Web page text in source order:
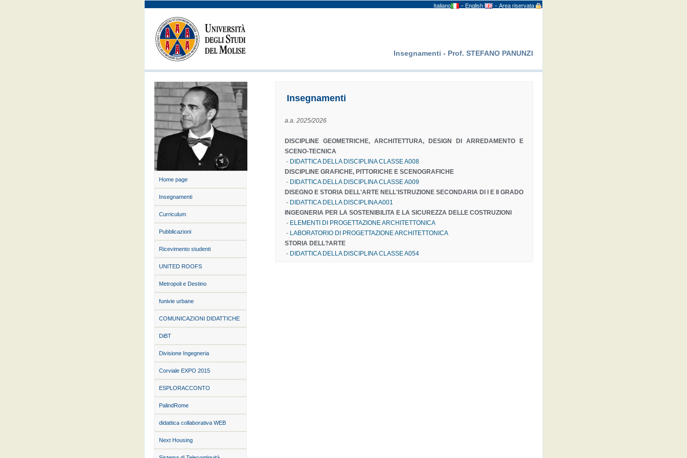
Italiano - English - Area riservata
Insegnamenti - Prof. STEFANO PANUNZI
Home page
Insegnamenti
Curriculum
Pubblicazioni
Ricevimento studenti
UNITED ROOFS
Metropoli e Destino
funivie urbane
COMUNICAZIONI DIDATTICHE
DiBT
Divisione Ingegneria
Corviale EXPO 2015
ESPLORACCONTO
PalindRome
didattica collaborativa WEB
Next Housing
Insegnamenti
a.a. 2025/2026
DISCIPLINE GEOMETRICHE, ARCHITETTURA, DESIGN DI ARREDAMENTO E
SCENO-TECNICA
- DIDATTICA DELLA DISCIPLINA CLASSE A008
DISCIPLINE GRAFICHE, PITTORICHE E SCENOGRAFICHE
- DIDATTICA DELLA DISCIPLINA CLASSE A009
DISEGNO E STORIA DELL'ARTE NELL'ISTRUZIONE SECONDARIA DI I E II GRADO
- DIDATTICA DELLA DISCIPLINA A001
INGEGNERIA PER LA SOSTENIBILITA E LA SICUREZZA DELLE COSTRUZIONI
- ELEMENTI DI PROGETTAZIONE ARCHITETTONICA
- LABORATORIO DI PROGETTAZIONE ARCHITETTONICA
STORIA DELL?ARTE
- DIDATTICA DELLA DISCIPLINA CLASSE A054